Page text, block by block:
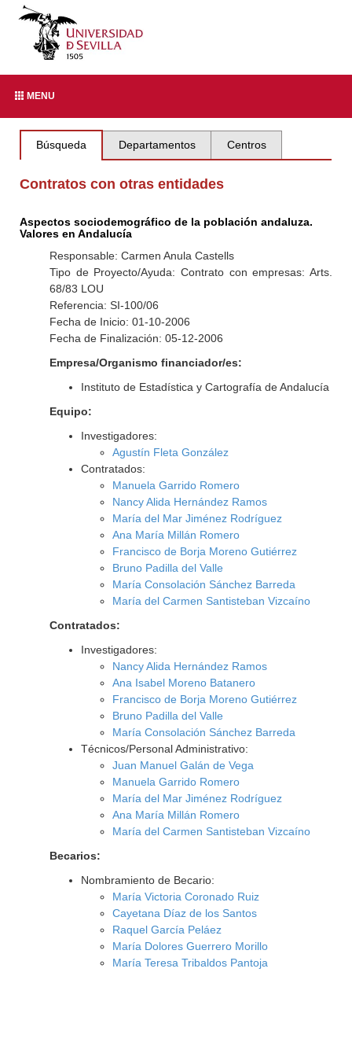
MENU
Búsqueda Departamentos Centros
Contratos con otras entidades
Aspectos sociodemográfico de la población andaluza.
Valores en Andalucía
Responsable: Carmen Anula Castells
Tipo de Proyecto/Ayuda: Contrato con empresas: Arts.
68/83 LOU
Referencia: SI-100/06
Fecha de Inicio: 01-10-2006
Fecha de Finalización: 05-12-2006
Empresa/Organismo financiador/es:
Instituto de Estadística y Cartografía de Andalucía
Equipo:
Investigadores:
Agustín Fleta González
Contratados:
Manuela Garrido Romero
Nancy Alida Hernández Ramos
María del Mar Jiménez Rodríguez
Ana María Millán Romero
Francisco de Borja Moreno Gutiérrez
Bruno Padilla del Valle
María Consolación Sánchez Barreda
María del Carmen Santisteban Vizcaíno
Contratados:
Investigadores:
Nancy Alida Hernández Ramos
Ana Isabel Moreno Batanero
Francisco de Borja Moreno Gutiérrez
Bruno Padilla del Valle
María Consolación Sánchez Barreda
Técnicos/Personal Administrativo:
Juan Manuel Galán de Vega
Manuela Garrido Romero
María del Mar Jiménez Rodríguez
Ana María Millán Romero
María del Carmen Santisteban Vizcaíno
Becarios:
Nombramiento de Becario:
María Victoria Coronado Ruiz
Cayetana Díaz de los Santos
Raquel García Peláez
María Dolores Guerrero Morillo
María Teresa Tribaldos Pantoja